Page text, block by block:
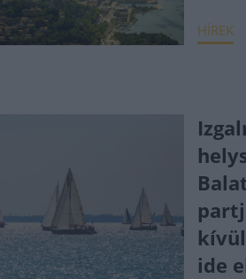
HÍREK
ide